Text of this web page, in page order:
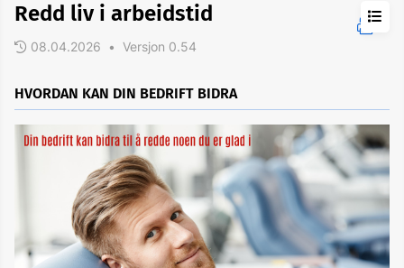
Redd
liv
Redd
liv
Redd liv i arbeidstid
08.04.2026 • Versjon 0.54
HVORDAN KAN DIN BEDRIFT BIDRA